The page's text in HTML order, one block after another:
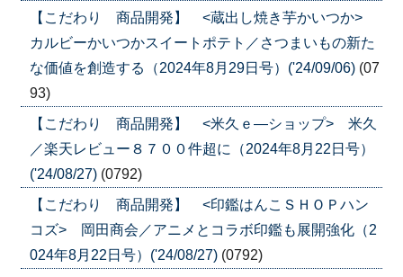
【こだわり 商品開発】 <蔵出し焼き芋かいつか>
カルビーかいつかスイートポテト／さつまいもの新た
な価値を創造する（2024年8月29日号）('24/09/06) (07
93)
【こだわり 商品開発】 <米久ｅ―ショップ> 米久
／楽天レビュー８７００件超に（2024年8月22日号）
('24/08/27) (0792)
【こだわり 商品開発】 <印鑑はんこＳＨＯＰハン
コズ> 岡田商会／アニメとコラボ印鑑も展開強化（2
024年8月22日号）('24/08/27) (0792)